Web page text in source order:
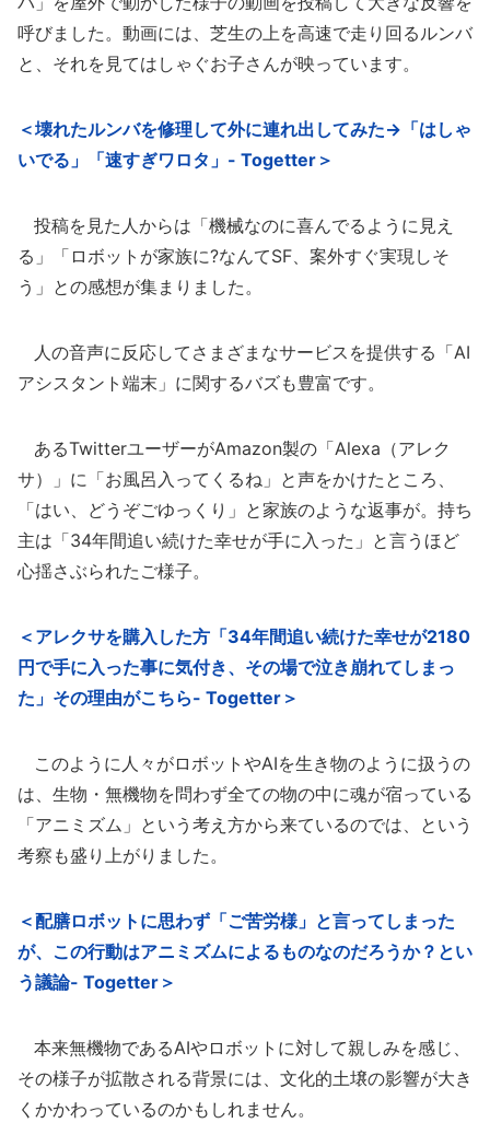
呼びました。動画には、芝生の上を高速で走り回るルンバ
と、それを見てはしゃぐお子さんが映っています。
＜壊れたルンバを修理して外に連れ出してみた→「はしゃ
いでる」「速すぎワロタ」- Togetter＞
投稿を見た人からは「機械なのに喜んでるように見え
る」「ロボットが家族に?なんてSF、案外すぐ実現しそ
う」との感想が集まりました。
人の音声に反応してさまざまなサービスを提供する「AI
アシスタント端末」に関するバズも豊富です。
あるTwitterユーザーがAmazon製の「Alexa（アレク
サ）」に「お風呂入ってくるね」と声をかけたところ、
「はい、どうぞごゆっくり」と家族のような返事が。持ち
主は「34年間追い続けた幸せが手に入った」と言うほど
心揺さぶられたご様子。
＜アレクサを購入した方「34年間追い続けた幸せが2180
円で手に入った事に気付き、その場で泣き崩れてしまっ
た」その理由がこちら- Togetter＞
このように人々がロボットやAIを生き物のように扱うの
は、生物・無機物を問わず全ての物の中に魂が宿っている
「アニミズム」という考え方から来ているのでは、という
考察も盛り上がりました。
＜配膳ロボットに思わず「ご苦労様」と言ってしまった
が、この行動はアニミズムによるものなのだろうか？とい
う議論- Togetter＞
本来無機物であるAIやロボットに対して親しみを感じ、
その様子が拡散される背景には、文化的土壌の影響が大き
くかかわっているのかもしれません。